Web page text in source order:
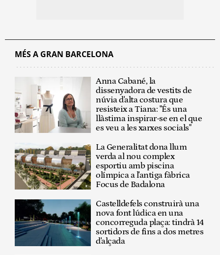
MÉS A GRAN BARCELONA
Anna Cabané, la
dissenyadora de vestits de
núvia d'alta costura que
resisteix a Tiana: "És una
llàstima inspirar-se en el que
es veu a les xarxes socials"
La Generalitat dona llum
verda al nou complex
esportiu amb piscina
olímpica a l'antiga fàbrica
Focus de Badalona
Castelldefels construirà una
nova font lúdica en una
concorreguda plaça: tindrà 14
sortidors de fins a dos metres
d'alçada